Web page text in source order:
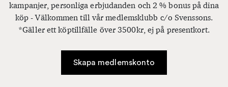
kampanjer, personliga erbjudanden och 2 % bonus på dina
köp - Välkommen till vår medlemsklubb c/o Svenssons.
*Gäller ett köptillfälle över 3500kr, ej på presentkort.
Skapa medlemskonto